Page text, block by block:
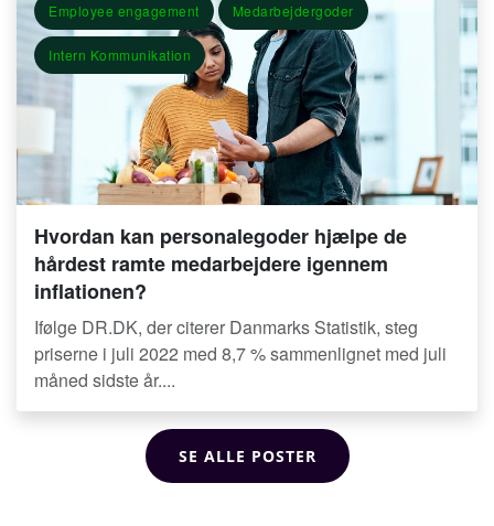
Employee engagement Medarbejdergoder
Intern Kommunikation
Hvordan kan personalegoder hjælpe de
hårdest ramte medarbejdere igennem
inflationen?
Ifølge DR.DK, der citerer Danmarks Statistik, steg
priserne i juli 2022 med 8,7 % sammenlignet med juli
måned sidste år....
SE ALLE POSTER